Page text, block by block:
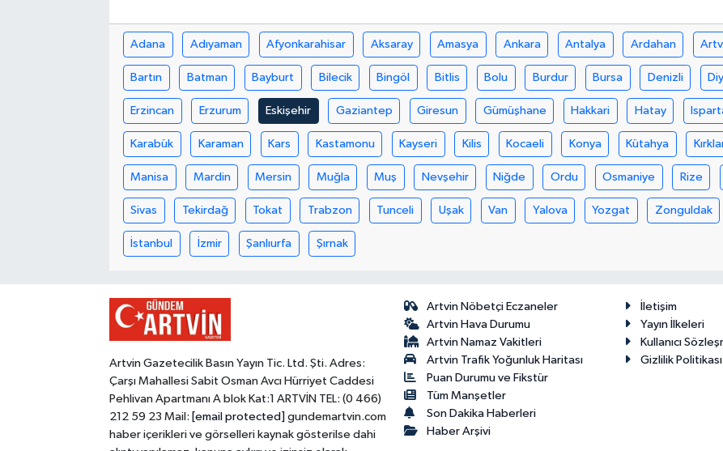
Adana Adıyaman Afyonkarahisar Aksaray Amasya Ankara Antalya Ardahan
Bartın Batman Bayburt Bilecik Bingöl Bitlis Bolu Burdur Bursa Denizli
Erzincan Erzurum Eskişehir Gaziantep Giresun Gümüşhane Hakkari Hatay
Karabük Karaman Kars Kastamonu Kayseri Kilis Kocaeli Konya Kütahya
Manisa Mardin Mersin Muğla Muş Nevşehir Niğde Ordu Osmaniye Rize
Sivas Tekirdağ Tokat Trabzon Tunceli Uşak Van Yalova Yozgat Zonguldak
İstanbul İzmir Şanlıurfa Şırnak
Artvin Gazetecilik Basın Yayın Tic. Ltd. Şti. Adres:
Çarşı Mahallesi Sabit Osman Avcı Hürriyet Caddesi
Pehlivan Apartmanı A blok Kat:1 ARTVİN TEL: (0 466)
212 59 23 Mail: [email protected] gundemartvin.com
haber içerikleri ve görselleri kaynak gösterilse dahi
Artvin Nöbetçi Eczaneler
Artvin Hava Durumu
Artvin Namaz Vakitleri
Artvin Trafik Yoğunluk Haritası
Puan Durumu ve Fikstür
Tüm Manşetler
Son Dakika Haberleri
Haber Arşivi
İletişim
Yayın İlkeleri
Kullanıcı
Gizlilik Politikası